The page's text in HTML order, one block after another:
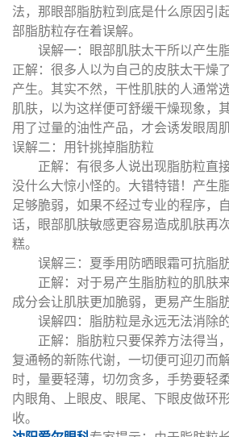
法，那眼部脂肪粒到底是什么原因引
部脂肪粒存在着误解。
误解一：眼部肌肤太干所以产生
正解：很多人以为自己的皮肤太干燥
产生。其实不然，干性肌肤的人通常
肌肤，以为这样便可舒缓干燥现象，
用了过量的油性产品，才会诱发眼周
误解二：用针挑掉脂肪粒
正解：有很多人说出现脂肪粒直接
没什么大惊小怪的。大错特错！产生
足够脆弱，如果不经过专业的程序，
话，眼部肌肤敏感更容易造成肌肤再
糕。
误解三：夏季用防晒眼霜可抗脂
正解：对于易产生脂肪粒的肌肤
成分会让肌肤更加脆弱，更易产生脂肪
误解四：脂肪粒是永远无法消除
正解：脂肪粒只要保养方法得当，
复通畅的新陈代谢，一切便可迎刃而
时，量要轻薄，切勿贪多，手势要轻
内眼角、上眼皮、眼尾、下眼皮做环
收。